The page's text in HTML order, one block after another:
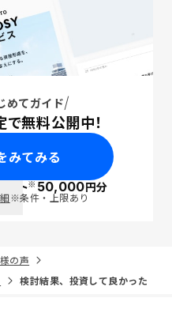
めてガイド
無料公開中！
みてみる
ント※50,000円分
※条件・上限あり
の声
検討結果、投資して良かった